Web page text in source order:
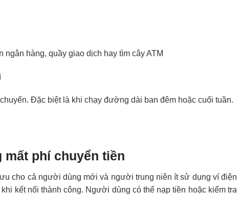
hàng, quầy giao dịch hay tìm cây ATM
Đặc biệt là khi chạy đường dài ban đêm hoặc cuối tuần.
mất phí chuyển tiền
cho cả người dùng mới và người trung niên ít sử dụng ví điện
kết nối thành công. Người dùng có thể nạp tiền hoặc kiểm tra